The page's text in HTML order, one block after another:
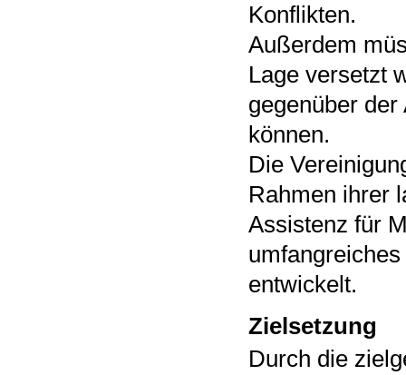
Konflikten.
Außerdem
Lage versetzt
gegenüber
können.
Die
Rahmen ihrer
Assistenz für
entwickelt.
Zielsetzung
Durch die